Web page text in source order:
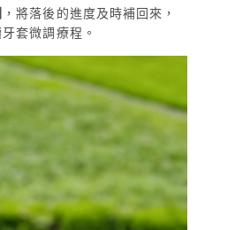
，將落後的進度及時補回來，
套微調療程。